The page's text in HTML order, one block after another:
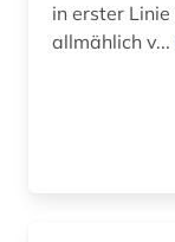
in erster
allmählich v...